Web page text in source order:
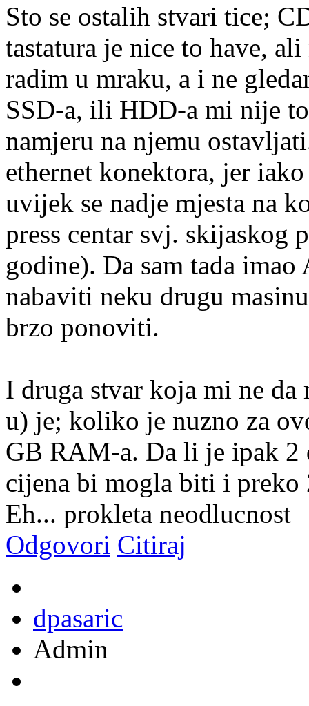
Sto se ostalih stvari tice;
tastatura je nice to have,
radim u mraku, a i ne
SSD-a, ili HDD-a mi nije
namjeru na njemu
ethernet konektora, jer
uvijek se nadje mjesta na
press centar svj. skijaskog
godine). Da sam tada
nabaviti neku drugu
brzo ponoviti.
I druga stvar koja mi ne da
u) je; koliko je nuzno za
GB RAM-a. Da li je ipak 2
cijena bi mogla biti i preko
Eh... prokleta neodlucnost
Odgovori Citiraj
dpasaric
Admin